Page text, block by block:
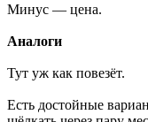
Минус — цена.
Аналоги
Тут уж как повезёт.
Есть достойные